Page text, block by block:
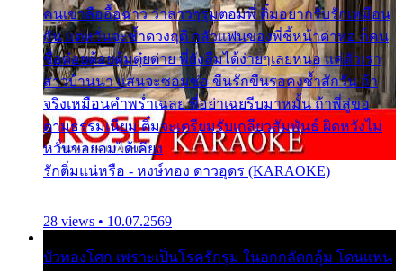
คนเขาลืออื้อฉาว ว่าสาวๆรุมตอมพี่ ติ๋มอยากรับรักเหมือน
กัน แต่หวั่นจะช้ำดวงฤดี กลัวแฟนของพี่ชี้หน้าด่าทอ ก็คน
ชื่อต๋อยต้อยตุ้มตุ๋ยต่าย พี่ยังลืมได้ง่ายๆเลยหนอ แค่ตัวเรา
สาวบ้านนา แสนจะซอมซ่อ ขืนรักขืนรอคงช้ำสักวัน ถ้า
จริงเหมือนคำพร่ำเฉลย พี่อย่าเฉยรีบมาหมั้น ถ้าพี่สู่ขอ
ตามธรรมเนียม ติ๋มจะเตรียมรับเกลียวสัมพันธ์ ผิดหวังไม่
หวั่นขอยอมได้เคียง
รักติ๋มแน่หรือ - หงษ์ทอง ดาวอุดร (KARAOKE)
28 views • 10.07.2569
บัวทองโศก เพราะเป็นโรครักรุม ในอกกลัดกลุ้ม โดนแฟน